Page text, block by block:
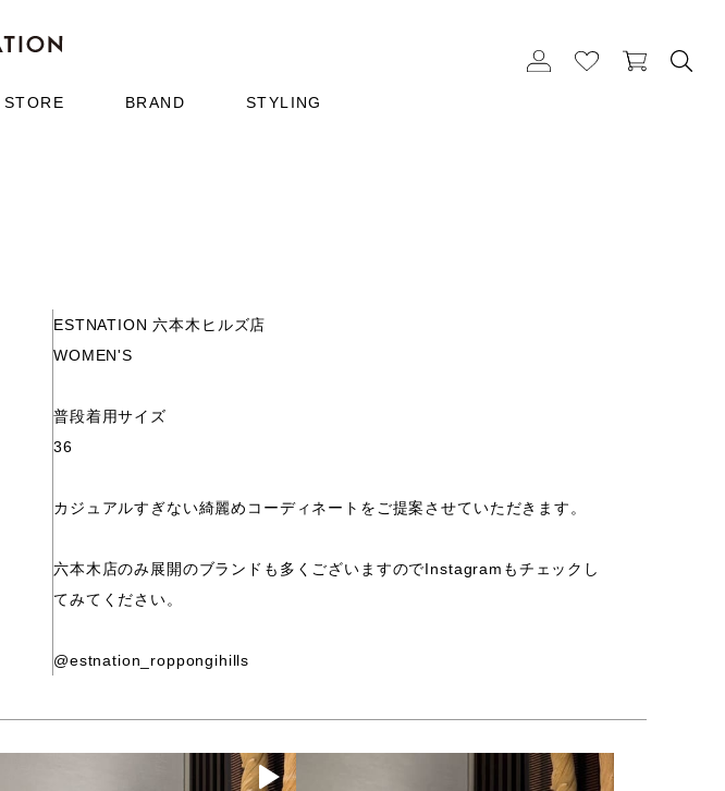
STORE BRAND STYLING
ESTNATION 六本木ヒルズ店
WOMEN'S
普段着用サイズ
36
カジュアルすぎない綺麗めコーディネートをご提案させていただきます。
六本木店のみ展開のブランドも多くございますのでInstagramもチェックし
てみてください。
@estnation_roppongihills